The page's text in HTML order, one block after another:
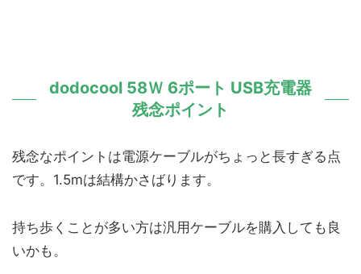
dodocool 58Ｗ 6ポート USB充電器
残念ポイント
残念なポイントは電源ケーブルがちょっと長すぎる点
です。1.5mは結構かさばります。
持ち歩くことが多い方は汎用ケーブルを購入しても良
いかも。